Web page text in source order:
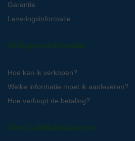
Garantie
Leveringsinformatie
Verkopersinformatie
Hoe kan ik verkopen?
Welke informatie moet ik aanleveren?
Hoe verloopt de betaling?
Over LabMakelaar.com